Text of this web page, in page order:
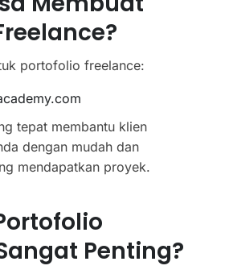
portofolio freelance:
tepat membantu klien
dengan mudah dan
mendapatkan proyek.
Penting?